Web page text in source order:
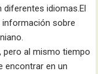
idiomas.El
información sobre
pero al mismo tiempo
encontrar en un